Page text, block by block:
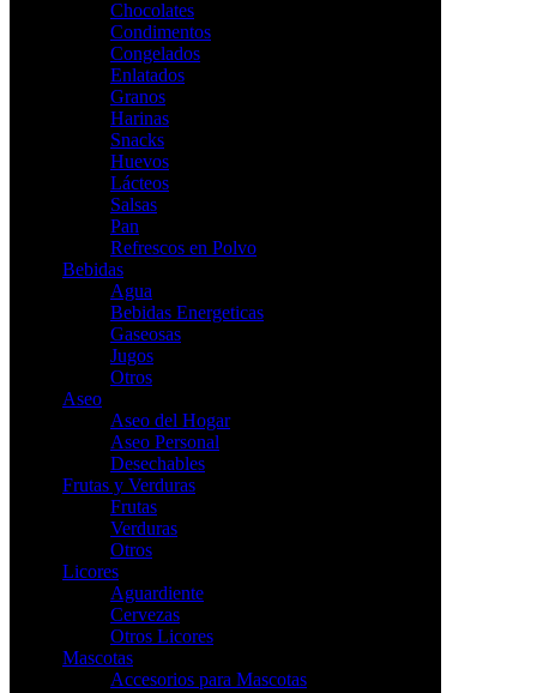
Chocolates
Condimentos
Congelados
Enlatados
Granos
Harinas
Snacks
Huevos
Lácteos
Salsas
Pan
Refrescos en Polvo
Bebidas
Agua
Bebidas Energeticas
Gaseosas
Jugos
Otros
Aseo
Aseo del Hogar
Aseo Personal
Desechables
Frutas y Verduras
Frutas
Verduras
Otros
Licores
Aguardiente
Cervezas
Otros Licores
Mascotas
Accesorios para Mascotas